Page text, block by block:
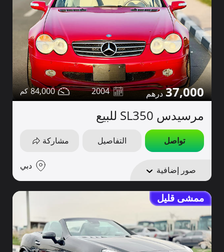
37,000
2004
84,000
مرسيدس SL350 للبيع
تواصل التفاصيل مشاركة
صور إضافية دبي
ممشى قليل